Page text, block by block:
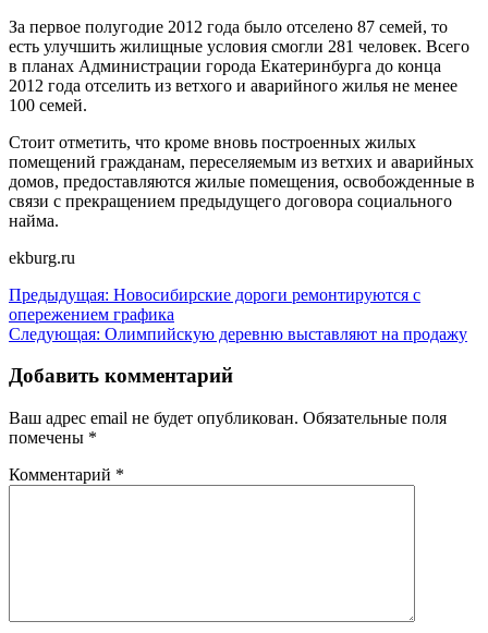
За первое полугодие 2012 года было отселено 87 семей, то
есть улучшить жилищные условия смогли 281 человек. Всего
в планах Администрации города Екатеринбурга до конца
2012 года отселить из ветхого и аварийного жилья не менее
100 семей.
Стоит отметить, что кроме вновь построенных жилых
помещений гражданам, переселяемым из ветхих и аварийных
домов, предоставляются жилые помещения, освобожденные в
связи с прекращением предыдущего договора социального
найма.
ekburg.ru
Навигация
по
Предыдущая: Новосибирские дороги ремонтируются с
опережением графика
Следующая: Олимпийскую деревню выставляют на продажу
Добавить комментарий
Ваш адрес email не будет опубликован. Обязательные поля
помечены *
Комментарий *